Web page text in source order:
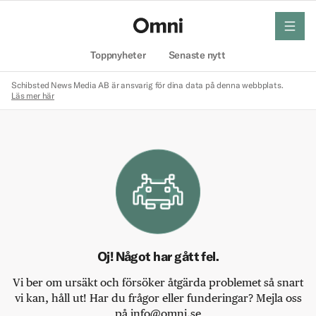
Toppnyheter Senaste nytt
meny
Schibsted News Media AB är ansvarig för dina data på denna webbplats.
Läs mer här
Oj! Något har gått fel.
Vi ber om ursäkt och försöker åtgärda problemet så snart
vi kan, håll ut! Har du frågor eller funderingar? Mejla oss